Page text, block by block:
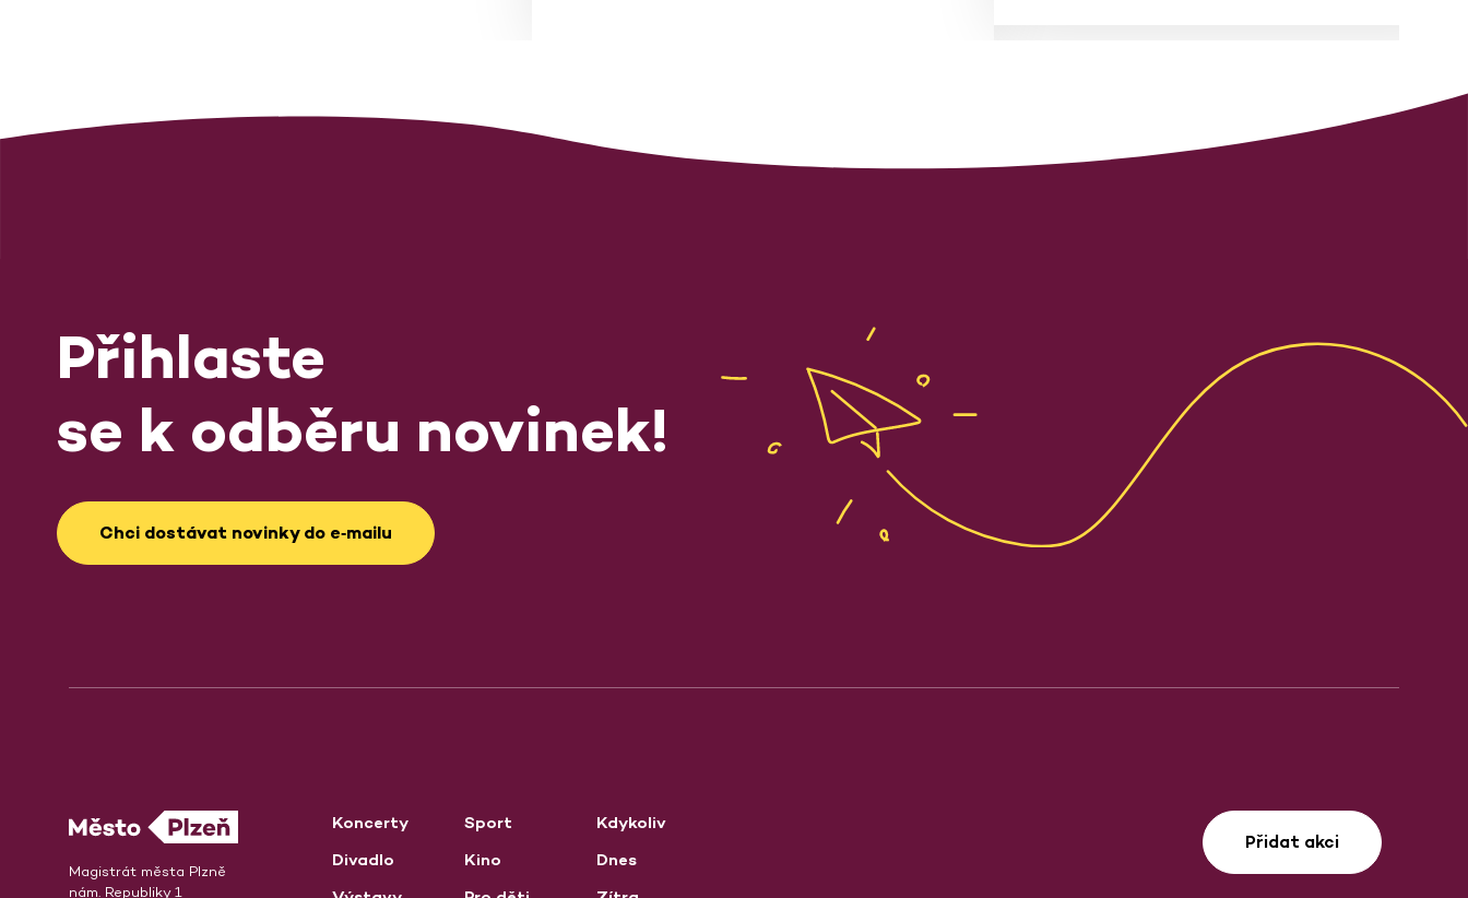
Přihlaste
se k odběru novinek!
Chci dostávat novinky do e‑mailu
Magistrát města Plzně
nám. Republiky 1
Koncerty
Divadlo
Sport
Kino
Kdykoliv
Dnes
Přidat akci